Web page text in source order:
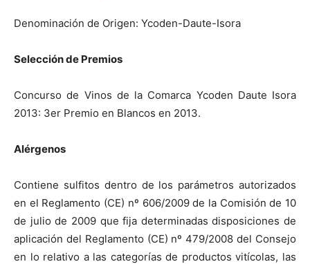
Denominación de Origen: Ycoden-Daute-Isora
Selección de Premios
Concurso de Vinos de la Comarca Ycoden Daute Isora
2013: 3er Premio en Blancos en 2013.
Alérgenos
Contiene sulfitos dentro de los parámetros autorizados
en el Reglamento (CE) nº 606/2009 de la Comisión de 10
de julio de 2009 que fija determinadas disposiciones de
aplicación del Reglamento (CE) nº 479/2008 del Consejo
en lo relativo a las categorías de productos vitícolas, las